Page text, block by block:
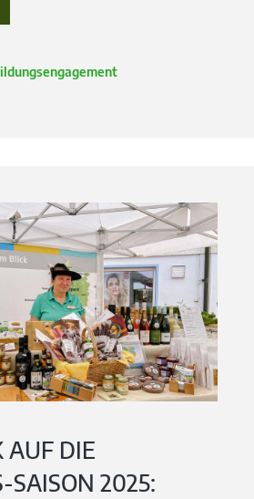
Beitrag
AUF DIE
SAISON 2025: